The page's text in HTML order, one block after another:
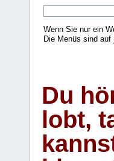
Wenn Sie nur ein
Die Menüs sind auf
Du
lobt,